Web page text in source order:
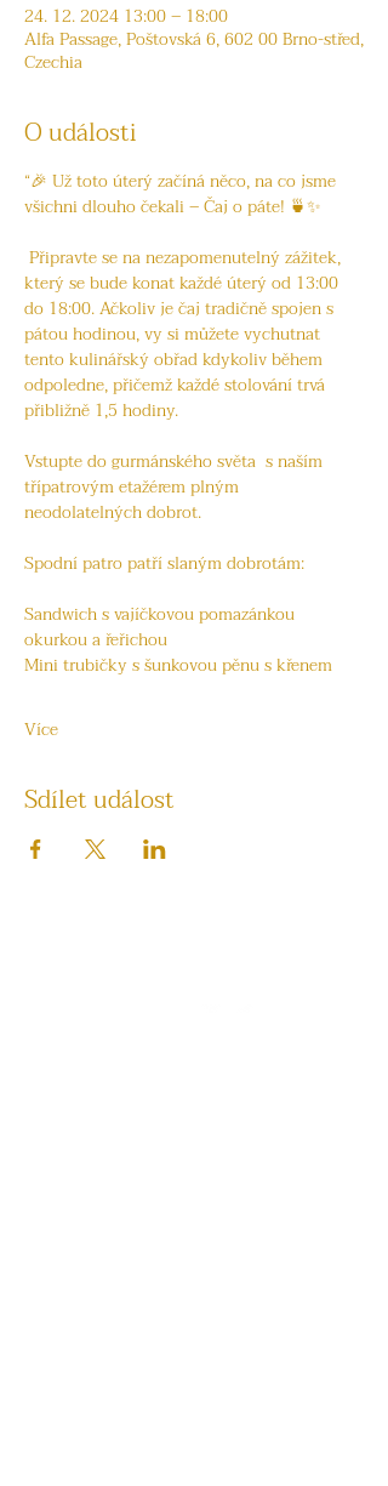
24. 12. 2024 13:00 – 18:00
Alfa Passage, Poštovská 6, 602 00 Brno-střed,
Czechia
O události
“🎉 Už toto úterý začíná něco, na co jsme
všichni dlouho čekali – Čaj o páte! 🍵✨
který se bude konat každé úterý od 13:00
do 18:00. Ačkoliv je čaj tradičně spojen s
pátou hodinou, vy si můžete vychutnat
tento kulinářský obřad kdykoliv během
odpoledne, přičemž každé stolování trvá
přibližně 1,5 hodiny.
Vstupte do gurmánského světa  s naším
třípatrovým etažérem plným
neodolatelných dobrot.
Spodní patro patří slaným dobrotám:
Sandwich s vajíčkovou pomazánkou
okurkou a řeřichou
Mini trubičky s šunkovou pěnu s křenem
Více
Sdílet událost